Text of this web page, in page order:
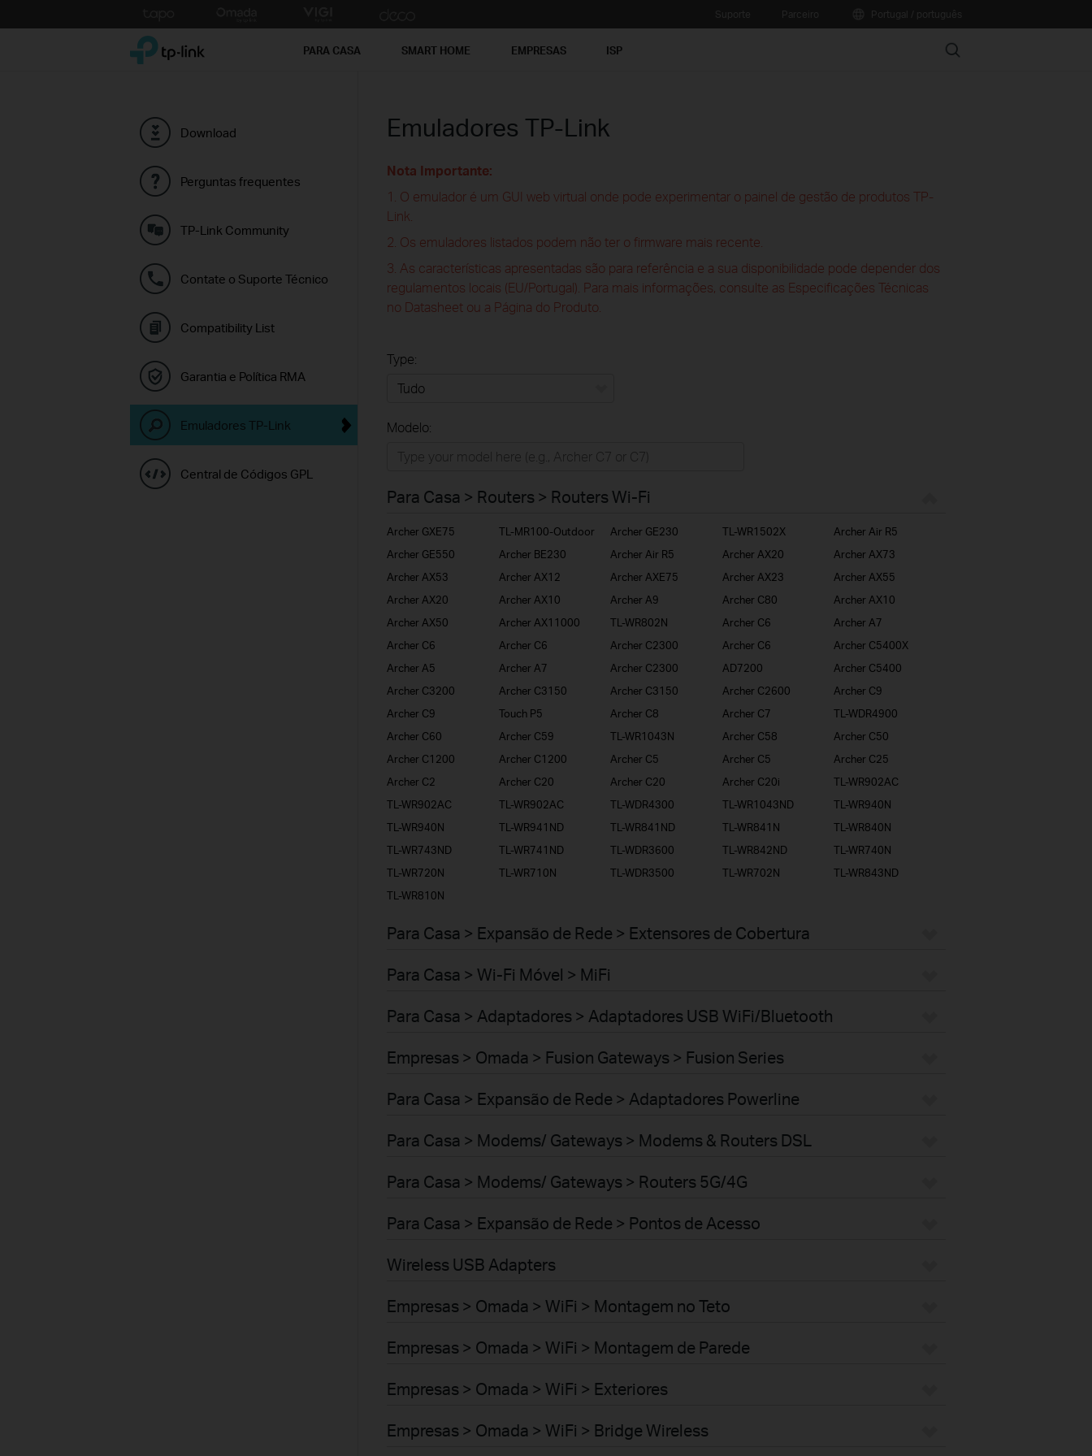
to
TP-Link, Reliably Smart PARA CASA SMART HOME EMPRESAS ISP Search
Download
Perguntas frequentes
TP-Link Community
Contate o Suporte Técnico
Compatibility List
Garantia e Política RMA
Emuladores TP-Link
Central de Códigos GPL
Emuladores TP-Link
Nota Importante:
1. O emulador é um GUI web virtual onde pode experimentar o painel de gestão de produtos TP-
Link.
2. Os emuladores listados podem não ter o firmware mais recente.
3. As características apresentadas são para referência e a sua disponibilidade pode depender dos
regulamentos locais (EU/Portugal). Para mais informações, consulte as Especificações Técnicas
no Datasheet ou a Página do Produto.
Type:
Empresas
ISP
Modelo:
Para Casa > Routers > Routers Wi-Fi
Archer GXE75 TL-MR100-Outdoor Archer GE230 TL-WR1502X
Archer Air R5
Archer GE550
Archer BE230 Archer Air R5 Archer AX20
Archer AX73
Archer AX53
Archer AX12 Archer AXE75 Archer AX23
Archer AX55
Archer AX20
Archer AX10 Archer A9 Archer C80
Archer AX10
Archer AX50
Archer AX11000 TL-WR802N Archer C6
Archer A7
Archer C6
Archer C6 Archer C2300 Archer C6
Archer C5400X
Archer A5
Archer A7 Archer C2300 AD7200
Archer C5400
Archer C3200
Archer C3150 Archer C3150 Archer C2600
Archer C9
Archer C9
Touch P5 Archer C8 Archer C7
TL-WDR4900
Archer C60
Archer C59 TL-WR1043N Archer C58
Archer C50
Archer C1200
Archer C1200 Archer C5 Archer C5
Archer C25
Archer C2
Archer C20 Archer C20 Archer C20i
TL-WR902AC
TL-WR902AC
TL-WR902AC TL-WDR4300 TL-WR1043ND
TL-WR940N
TL-WR940N
TL-WR941ND TL-WR841ND TL-WR841N
TL-WR840N
TL-WR743ND
TL-WR741ND TL-WDR3600 TL-WR842ND
TL-WR740N
TL-WR720N
TL-WR710N TL-WDR3500 TL-WR702N
TL-WR843ND
TL-WR810N
Para Casa > Expansão de Rede > Extensores de Cobertura
Para Casa > Wi-Fi Móvel > MiFi
Para Casa > Adaptadores > Adaptadores USB WiFi/Bluetooth
Empresas > Omada > Fusion Gateways > Fusion Series
Para Casa > Expansão de Rede > Adaptadores Powerline
Para Casa > Modems/ Gateways > Modems & Routers DSL
Para Casa > Modems/ Gateways > Routers 5G/4G
Para Casa > Expansão de Rede > Pontos de Acesso
Wireless USB Adapters
Empresas > Omada > WiFi > Montagem no Teto
Empresas > Omada > WiFi > Montagem de Parede
Empresas > Omada > WiFi > Exteriores
Empresas > Omada > WiFi > Bridge Wireless